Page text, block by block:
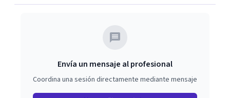
Envía un mensaje al profesional
Coordina una sesión directamente mediante mensaje